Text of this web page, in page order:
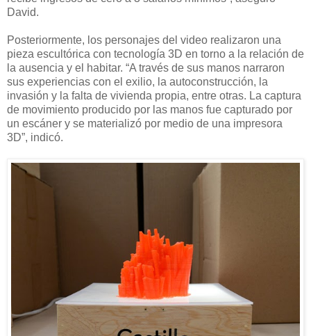
David.
Posteriormente, los personajes del video realizaron una
pieza escultórica con tecnología 3D en torno a la relación de
la ausencia y el habitar. “A través de sus manos narraron
sus experiencias con el exilio, la autoconstrucción, la
invasión y la falta de vivienda propia, entre otras. La captura
de movimiento producido por las manos fue capturado por
un escáner y se materializó por medio de una impresora
3D”, indicó.